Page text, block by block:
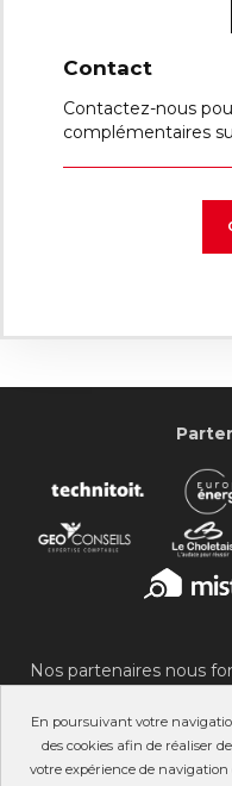
En poursuivant votre
des cookies afin de réaliser
votre expérience de
Contact
Contactez-nous
complémentaires
Nos partenaires nous